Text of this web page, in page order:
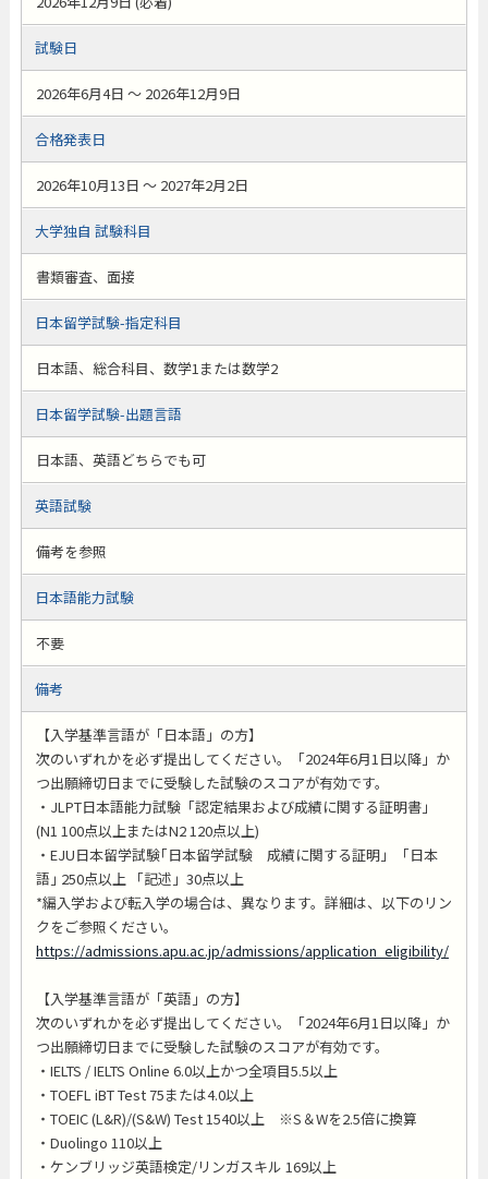
試験日
2026年6月4日 ～ 2026年12月9日
合格発表日
2026年10月13日 ～ 2027年2月2日
大学独自 試験科目
書類審査、面接
日本留学試験-指定科目
日本語、総合科目、数学1または数学2
日本留学試験-出題言語
日本語、英語どちらでも可
英語試験
備考を参照
日本語能力試験
不要
備考
【入学基準言語が「日本語」の方】
次のいずれかを必ず提出してください。「2024年6月1日以降」か
つ出願締切日までに受験した試験のスコアが有効です。
・JLPT日本語能力試験「認定結果および成績に関する証明書」
(N1 100点以上またはN2 120点以上)
・EJU日本留学試験｢日本留学試験 成績に関する証明｣ ｢日本
語｣ 250点以上 「記述」30点以上
*編入学および転入学の場合は、異なります。詳細は、以下のリン
クをご参照ください。
https://admissions.apu.ac.jp/admissions/application_eligibility/
【入学基準言語が「英語」の方】
次のいずれかを必ず提出してください。「2024年6月1日以降」か
つ出願締切日までに受験した試験のスコアが有効です。
・IELTS / IELTS Online 6.0以上かつ全項目5.5以上
・TOEFL iBT Test 75または4.0以上
・TOEIC (L&R)/(S&W) Test 1540以上 ※S＆Wを2.5倍に換算
・Duolingo 110以上
・ケンブリッジ英語検定/リンガスキル 169以上